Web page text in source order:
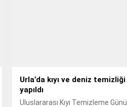
Urla’da kıyı ve deniz temizliği
yapıldı
Uluslararası Kıyı Temizleme Günü